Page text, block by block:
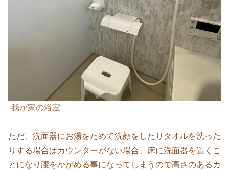
我が家の浴室
ただ、洗面器にお湯をためて洗顔をしたりタオルを洗った
りする場合はカウンターがない場合、床に洗面器を置くこ
とになり腰をかがめる事になってしまうので高さのあるカ